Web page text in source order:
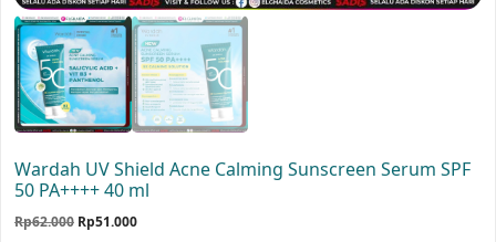
Wardah UV Shield Acne Calming Sunscreen Serum SPF
50 PA++++ 40 ml
Rp62.000 Original
Rp51.000Current